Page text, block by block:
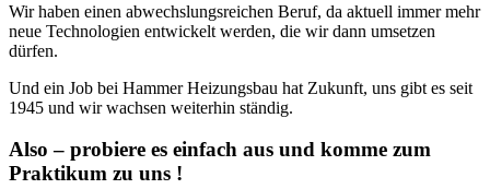
Wir haben einen abwechslungsreichen Beruf, da aktuell immer mehr
neue Technologien entwickelt werden, die wir dann umsetzen
dürfen.
Und ein Job bei Hammer Heizungsbau hat Zukunft, uns gibt es seit
1945 und wir wachsen weiterhin ständig.
Also – probiere es einfach aus und komme zum
Praktikum zu uns !